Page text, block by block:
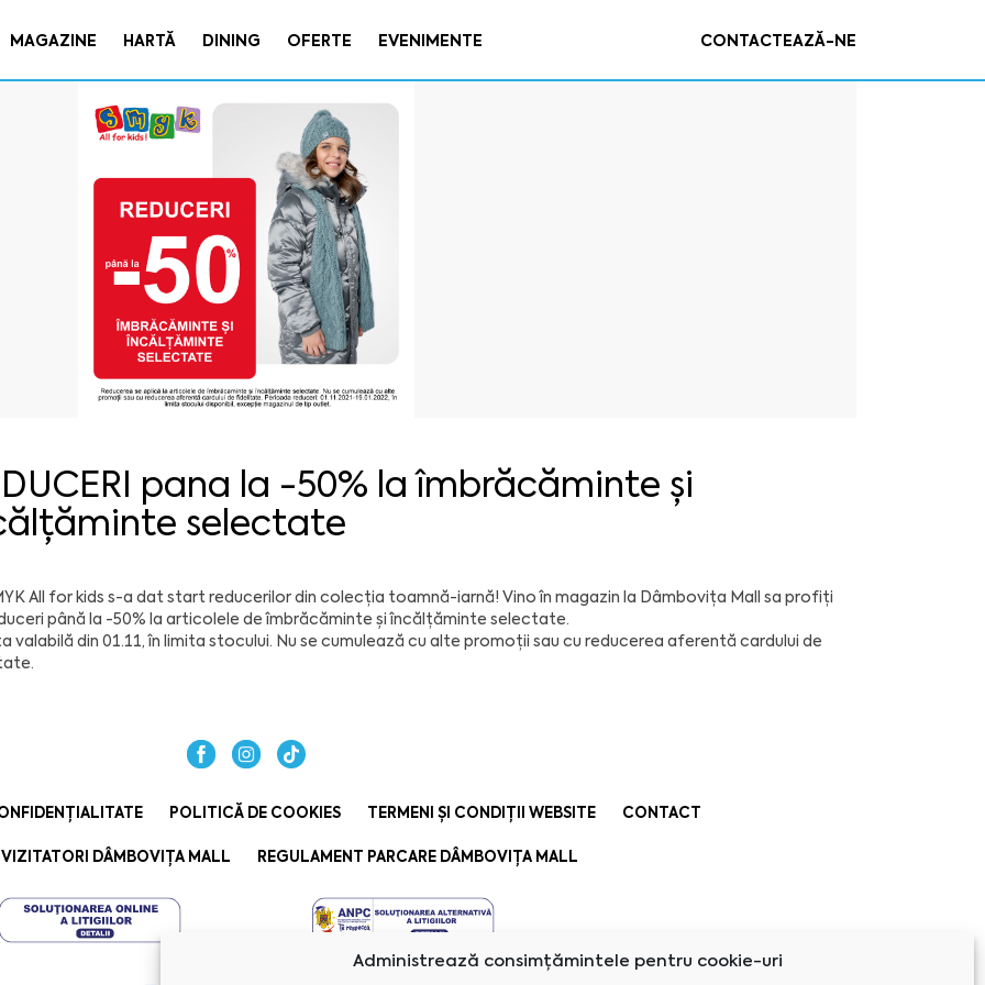
Administrează consimțămintele pentru cookie-uri
MAGAZINE HARTĂ DINING OFERTE EVENIMENTE CONTACTEAZĂ-NE
pana la -50% la îmbrăcăminte și
selectate
All for kids s-a dat start reducerilor din colecția toamnă-iarnă! Vino în magazin la Dâmbovița Mall sa profiți
până la -50% la articolele de îmbrăcăminte și încălțăminte selectate.
valabilă din 01.11, în limita stocului. Nu se cumulează cu alte promoții sau cu reducerea aferentă cardului de
POLITICĂ DE COOKIES TERMENI ȘI CONDIȚII WEBSITE CONTACT
DÂMBOVIȚA MALL REGULAMENT PARCARE DÂMBOVIȚA MALL